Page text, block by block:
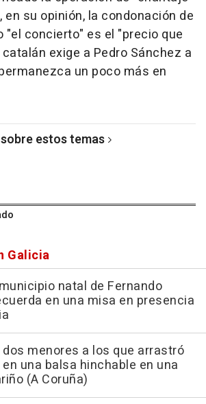
en su opinión, la condonación de
"el concierto" es el "precio que
exige a Pedro Sánchez a
un poco más en
estos temas
Galicia
natal de Fernando
en una misa en presencia
menores a los que arrastró
una balsa hinchable en una
(A Coruña)